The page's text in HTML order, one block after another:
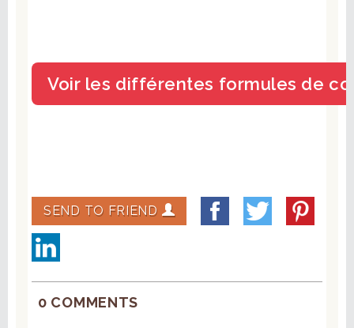
SEND TO FRIEND
0 COMMENTS